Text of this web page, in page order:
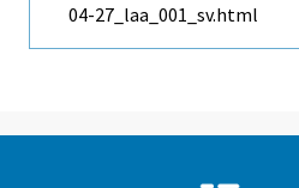
04-27_laa_001_sv.html